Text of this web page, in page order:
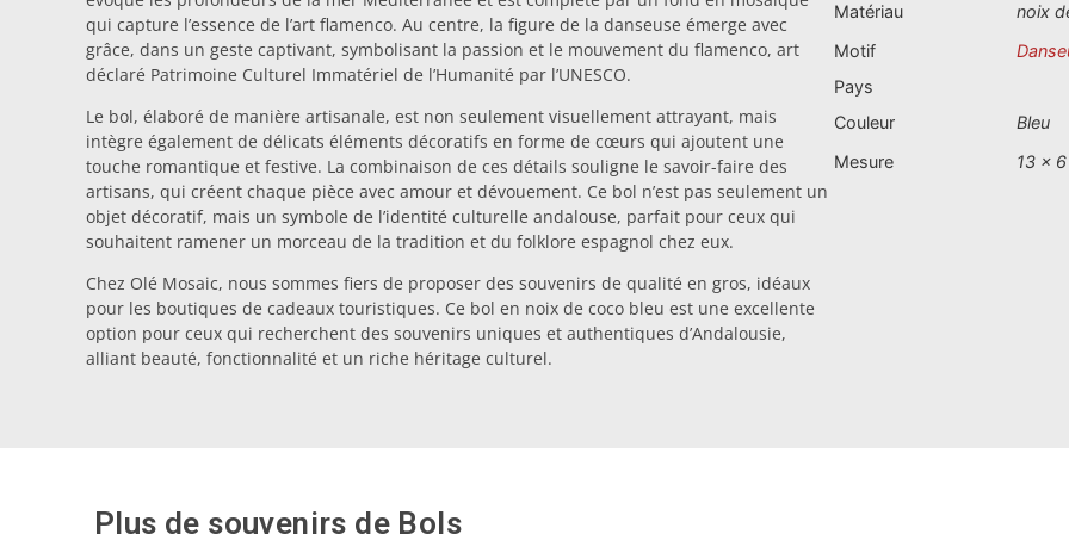
qui capture l’essence de l’art flamenco. Au centre, la figure de la danseuse émerge avec
grâce, dans un geste captivant, symbolisant la passion et le mouvement du flamenco, art
déclaré Patrimoine Culturel Immatériel de l’Humanité par l’UNESCO.
Le bol, élaboré de manière artisanale, est non seulement visuellement attrayant, mais
intègre également de délicats éléments décoratifs en forme de cœurs qui ajoutent une
touche romantique et festive. La combinaison de ces détails souligne le savoir-faire des
artisans, qui créent chaque pièce avec amour et dévouement. Ce bol n’est pas seulement un
objet décoratif, mais un symbole de l’identité culturelle andalouse, parfait pour ceux qui
souhaitent ramener un morceau de la tradition et du folklore espagnol chez eux.
Chez Olé Mosaic, nous sommes fiers de proposer des souvenirs de qualité en gros, idéaux
pour les boutiques de cadeaux touristiques. Ce bol en noix de coco bleu est une excellente
option pour ceux qui recherchent des souvenirs uniques et authentiques d’Andalousie,
alliant beauté, fonctionnalité et un riche héritage culturel.
Matériau
noix
Motif
Pays
Couleur
Bleu
Mesure
13 x
Plus de souvenirs de Bols